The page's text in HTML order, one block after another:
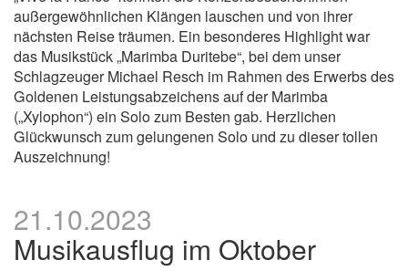
außergewöhnlichen Klängen lauschen und von ihrer
nächsten Reise träumen. Ein besonderes Highlight war
das Musikstück „Marimba Duritebe“, bei dem unser
Schlagzeuger Michael Resch im Rahmen des Erwerbs des
Goldenen Leistungsabzeichens auf der Marimba
(„Xylophon“) ein Solo zum Besten gab. Herzlichen
Glückwunsch zum gelungenen Solo und zu dieser tollen
Auszeichnung!
21.10.2023
Musikausflug im Oktober